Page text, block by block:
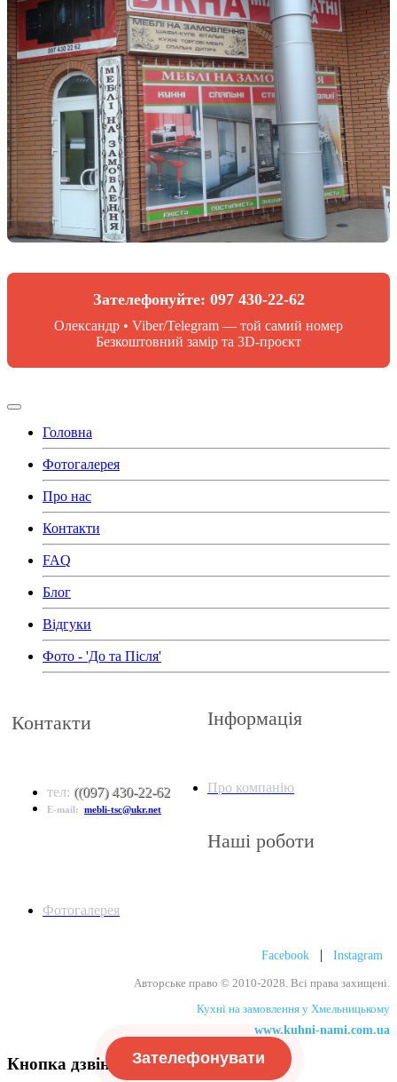
Зателефонуйте: 097 430-22-62
Олександр • Viber/Telegram — той самий номер
Безкоштовний замір та 3D-проєкт
Головна
Фотогалерея
Про нас
Контакти
FAQ
Блог
Відгуки
Фото - 'До та Після'
Контакти
тел: ((097) 430-22-62
E-mail: mebli-tsc@ukr.net
Інформація
Про компанію
Наші роботи
Фотогалерея
Facebook | Instagram
Авторське право © 2010-2028. Всі права захищені.
Кухні на замовлення у Хмельницькому
www.kuhni-nami.com.ua
Кнопка дзвінка Зателефонувати